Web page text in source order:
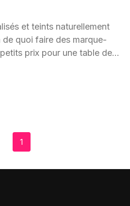
et teints naturellement
prix pour une table de
1